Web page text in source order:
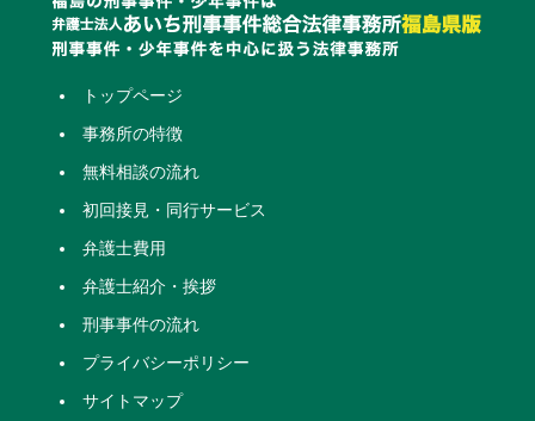
トップページ
事務所の特徴
無料相談の流れ
初回接見・同行サービス
弁護士費用
弁護士紹介・挨拶
刑事事件の流れ
プライバシーポリシー
サイトマップ